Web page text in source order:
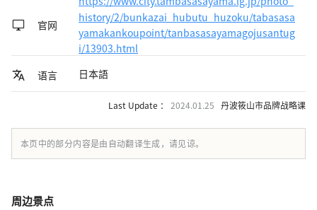
官网
history/2/bunkazai_hubutu_huzoku/tabasasa
yamakankoupoint/tanbasasayamagojusantug
i/13903.html
语言
日本語
Last Update ： 2024.01.25 丹波筱山市品牌战略课
本页中的部分内容是由自动翻译生成，请见谅。
周边景点